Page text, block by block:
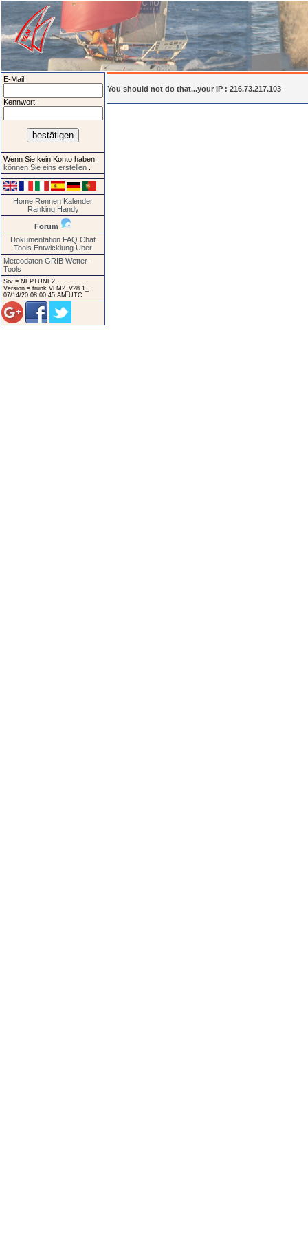
E-Mail :
Kennwort :
Wenn Sie kein Konto haben
können Sie eins erstellen
Home Rennen Kalender
Ranking Handy
Forum
Dokumentation FAQ Chat
Tools Entwicklung Über
Meteodaten GRIB Wetter-
Tools
Srv = NEPTUNE2.
Version = trunk VLM2_V28.1_
07/14/20 08:00:45 AM UTC
You should not do that...your IP : 216.73.217.103